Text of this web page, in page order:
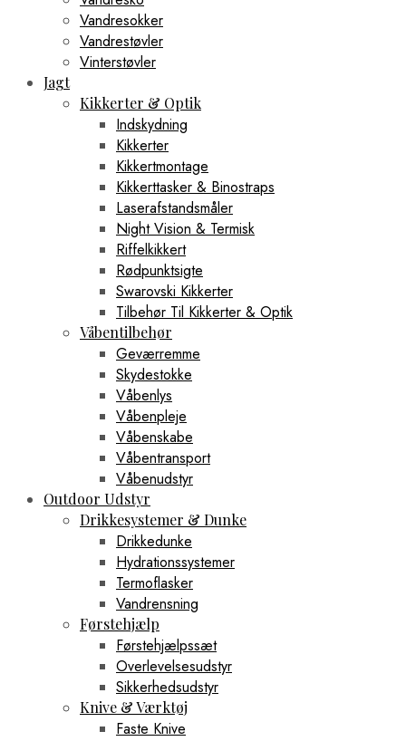
Vandresokker
Vandrestøvler
Vinterstøvler
Jagt
Kikkerter & Optik
Indskydning
Kikkerter
Kikkertmontage
Kikkerttasker & Binostraps
Laserafstandsmåler
Night Vision & Termisk
Riffelkikkert
Rødpunktsigte
Swarovski Kikkerter
Tilbehør Til Kikkerter & Optik
Våbentilbehør
Geværremme
Skydestokke
Våbenlys
Våbenpleje
Våbenskabe
Våbentransport
Våbenudstyr
Outdoor Udstyr
Drikkesystemer & Dunke
Drikkedunke
Hydrationssystemer
Termoflasker
Vandrensning
Førstehjælp
Førstehjælpssæt
Overlevelsesudstyr
Sikkerhedsudstyr
Knive & Værktøj
Faste Knive